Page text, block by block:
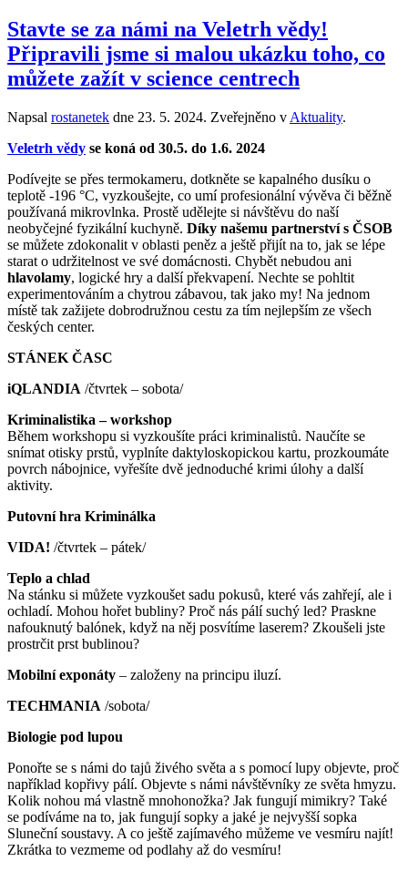
Stavte se za námi na Veletrh vědy!
Připravili jsme si malou ukázku toho, co
můžete zažít v science centrech
Napsal rostanetek dne 23. 5. 2024. Zveřejněno v Aktuality.
Veletrh vědy se koná od 30.5. do 1.6. 2024
Podívejte se přes termokameru, dotkněte se kapalného dusíku o
teplotě -196 °C, vyzkoušejte, co umí profesionální vývěva či běžně
používaná mikrovlnka. Prostě udělejte si návštěvu do naší
neobyčejné fyzikální kuchyně. Díky našemu partnerství s ČSOB
se můžete zdokonalit v oblasti peněz a ještě přijít na to, jak se lépe
starat o udržitelnost ve své domácnosti. Chybět nebudou ani
hlavolamy, logické hry a další překvapení. Nechte se pohltit
experimentováním a chytrou zábavou, tak jako my! Na jednom
místě tak zažijete dobrodružnou cestu za tím nejlepším ze všech
českých center.
STÁNEK ČASC
iQLANDIA /čtvrtek – sobota/
Kriminalistika –workshop
Během workshopu si vyzkoušíte práci kriminalistů. Naučíte se
snímat otisky prstů, vyplníte daktyloskopickou kartu, prozkoumáte
povrch nábojnice, vyřešíte dvě jednoduché krimi úlohy a další
aktivity.
Putovní hra Kriminálka
VIDA! /čtvrtek – pátek/
Teplo a chlad
Na stánku si můžete vyzkoušet sadu pokusů, které vás zahřejí, ale i
ochladí. Mohou hořet bubliny? Proč nás pálí suchý led? Praskne
nafouknutý balónek, když na něj posvítíme laserem? Zkoušeli jste
prostrčit prst bublinou?
Mobilní exponáty – založeny na principu iluzí.
TECHMANIA /sobota/
Biologie pod lupou
Ponořte se s námi do tajů živého světa a s pomocí lupy objevte, proč
například kopřivy pálí. Objevte s námi návštěvníky ze světa hmyzu.
Kolik nohou má vlastně mnohonožka? Jak fungují mimikry? Také
se podíváme na to, jak fungují sopky a jaké je nejvyšší sopka
Sluneční soustavy. A co ještě zajímavého můžeme ve vesmíru najít!
Zkrátka to vezmeme od podlahy až do vesmíru!